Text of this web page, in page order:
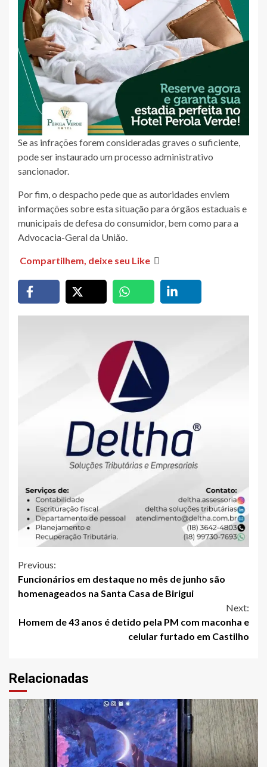
Se as infrações forem consideradas graves o suficiente,
pode ser instaurado um processo administrativo
sancionador.
Por fim, o despacho pede que as autoridades enviem
informações sobre esta situação para órgãos estaduais e
municipais de defesa do consumidor, bem como para a
Advocacia-Geral da União.
Compartilhem, deixe seu Like 
Continue
Reading
Previous:
Funcionários em destaque no mês de junho são
homenageados na Santa Casa de Birigui
Next:
Homem de 43 anos é detido pela PM com maconha e
celular furtado em Castilho
Relacionadas